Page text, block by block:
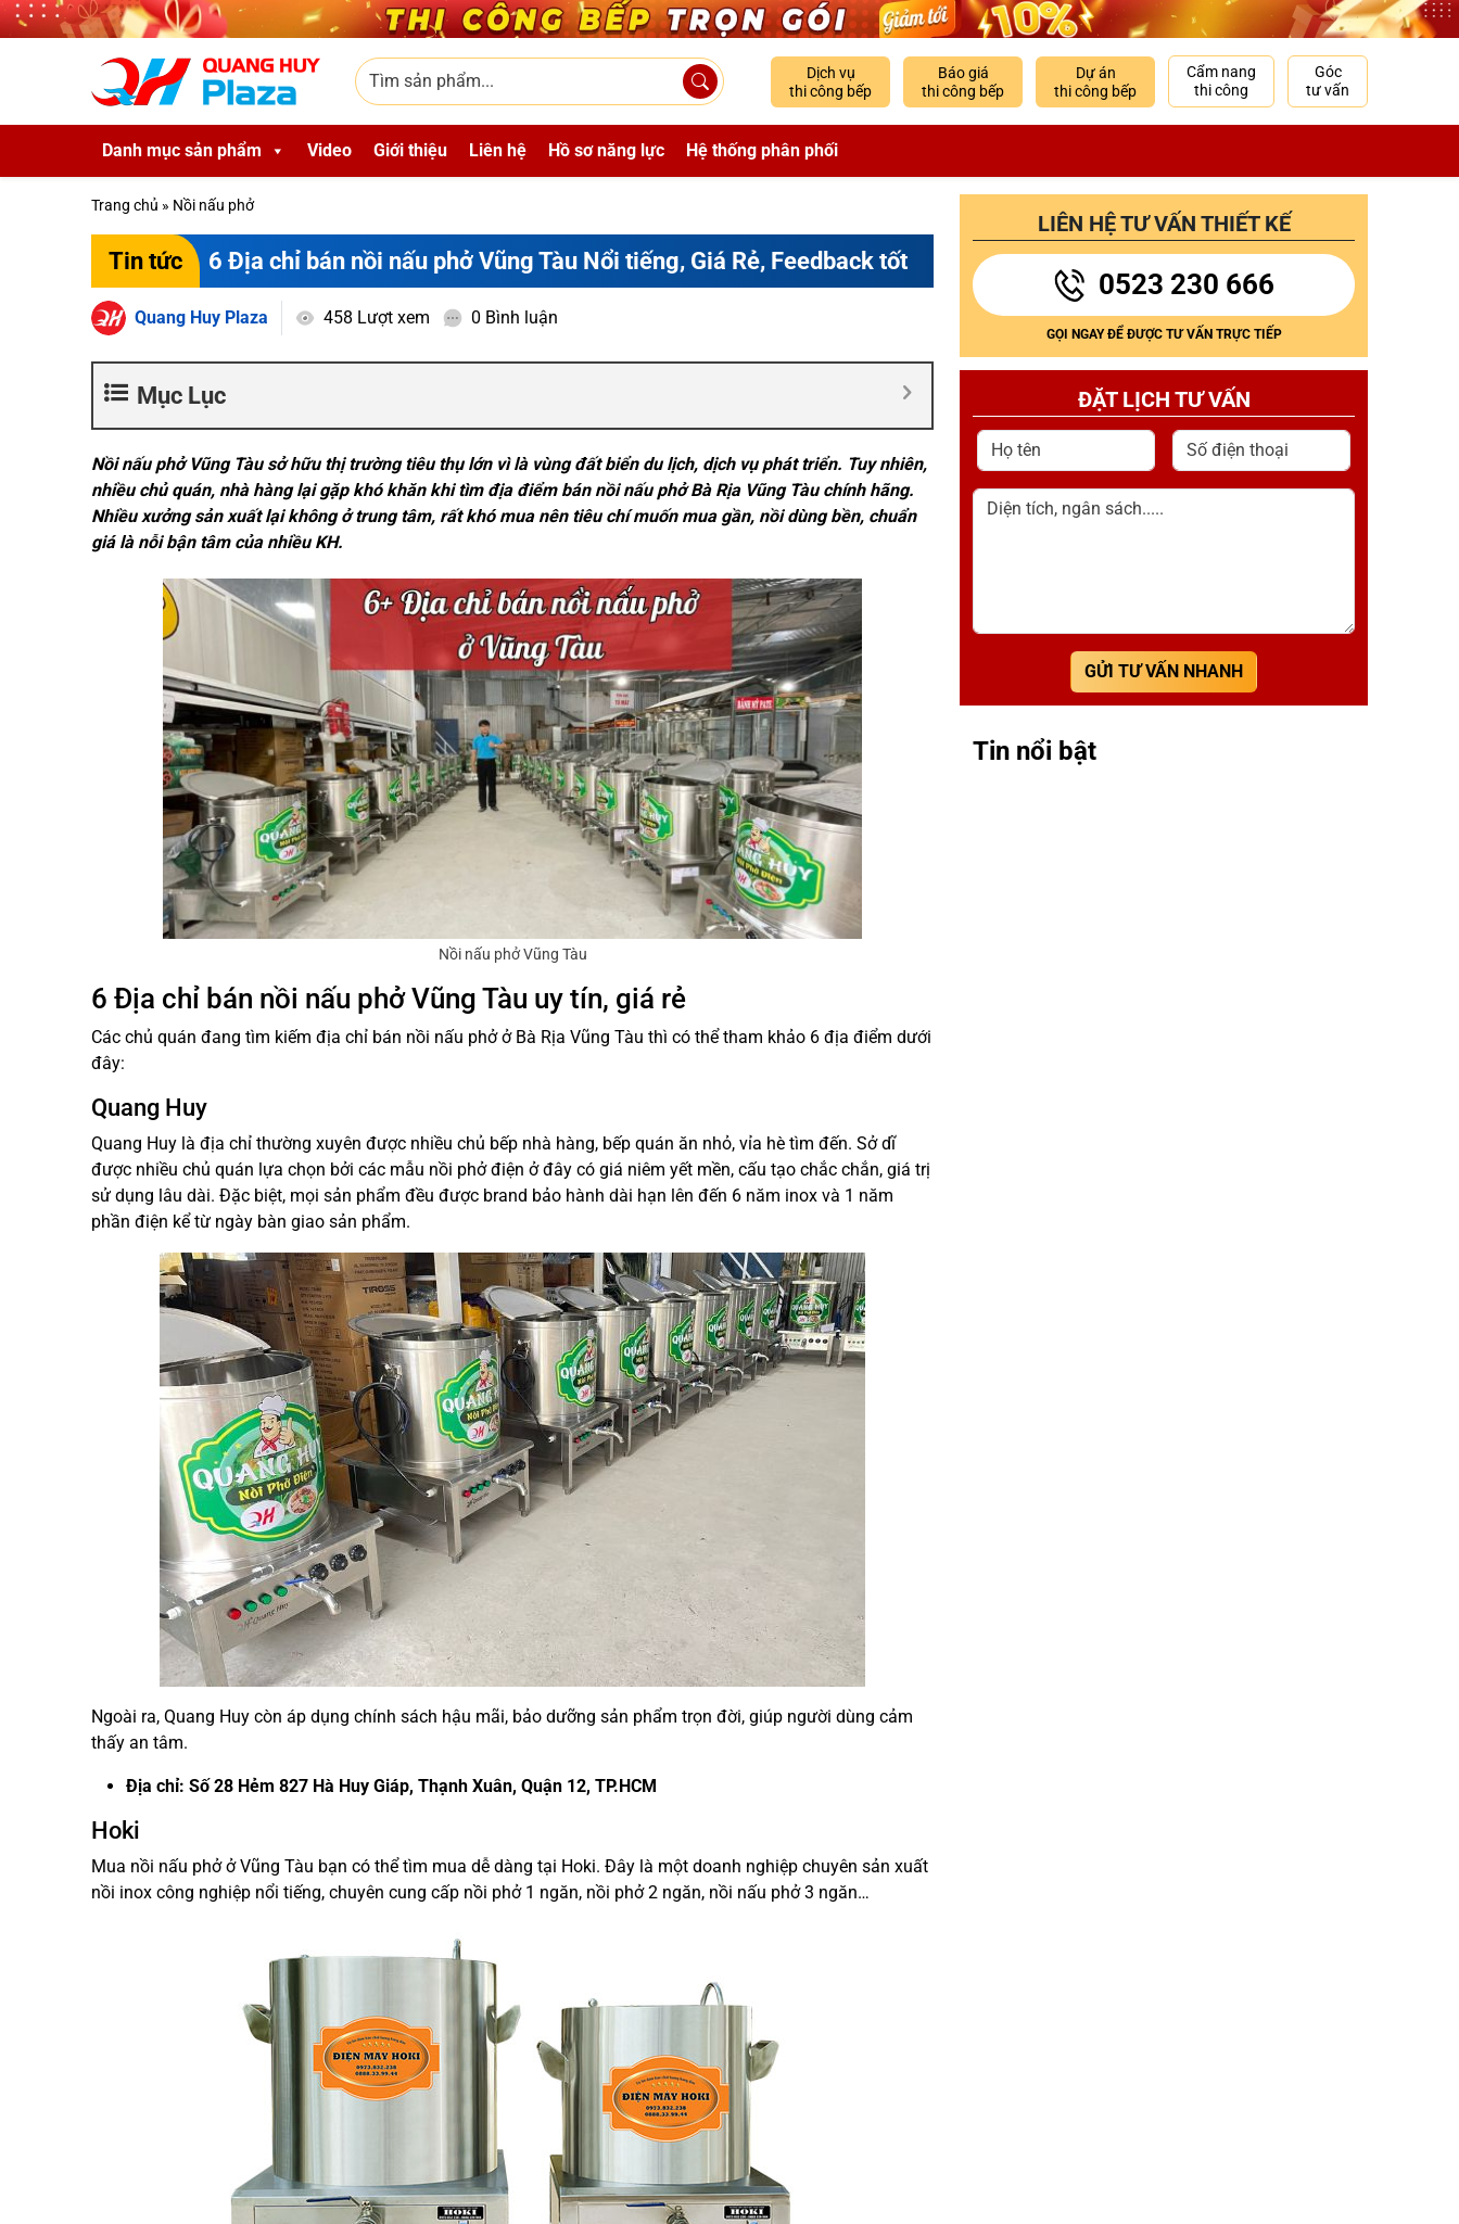
Skip to main content
Tìm sản phẩm
Dịch vụ
thi công bếp
Báo giá
thi công bếp
Dự án
thi công bếp
Cẩm nang
thi công
Góc
tư vấn
Danh mục sản phẩm Video Giới thiệu Liên hệ Hồ sơ năng lực Hệ thống phân phối
Trang chủ » Nồi nấu phở
Tin tức 6 Địa chỉ bán nồi nấu phở Vũng Tàu Nổi tiếng, Giá Rẻ, Feedback tốt
Quang Huy Plaza 458 Lượt xem 0 Bình luận
Mục Lục
Nồi nấu phở Vũng Tàu sở hữu thị trường tiêu thụ lớn vì là vùng đất biển du lịch, dịch vụ phát triển. Tuy nhiên,
nhiều chủ quán, nhà hàng lại gặp khó khăn khi tìm địa điểm bán nồi nấu phở Bà Rịa Vũng Tàu chính hãng.
Nhiều xưởng sản xuất lại không ở trung tâm, rất khó mua nên tiêu chí muốn mua gần, nồi dùng bền, chuẩn
giá là nỗi bận tâm của nhiều KH.
Nồi nấu phở Vũng Tàu
6 Địa chỉ bán nồi nấu phở Vũng Tàu uy tín, giá rẻ
Các chủ quán đang tìm kiếm địa chỉ bán nồi nấu phở ở Bà Rịa Vũng Tàu thì có thể tham khảo 6 địa điểm dưới
đây:
Quang Huy
Quang Huy là địa chỉ thường xuyên được nhiều chủ bếp nhà hàng, bếp quán ăn nhỏ, vỉa hè tìm đến. Sở dĩ
được nhiều chủ quán lựa chọn bởi các mẫu nồi phở điện ở đây có giá niêm yết mền, cấu tạo chắc chắn, giá trị
sử dụng lâu dài. Đặc biệt, mọi sản phẩm đều được brand bảo hành dài hạn lên đến 6 năm inox và 1 năm
phần điện kể từ ngày bàn giao sản phẩm.
Ngoài ra, Quang Huy còn áp dụng chính sách hậu mãi, bảo dưỡng sản phẩm trọn đời, giúp người dùng cảm
thấy an tâm.
Địa chỉ: Số 28 Hẻm 827 Hà Huy Giáp, Thạnh Xuân, Quận 12, TP.HCM
Hoki
Mua nồi nấu phở ở Vũng Tàu bạn có thể tìm mua dễ dàng tại Hoki. Đây là một doanh nghiệp chuyên sản xuất
nồi inox công nghiệp nổi tiếng, chuyên cung cấp nồi phở 1 ngăn, nồi phở 2 ngăn, nồi nấu phở 3 ngăn…
LIÊN HỆ TƯ VẤN THIẾT KẾ
0523 230 666
GỌI NGAY ĐỂ ĐƯỢC TƯ VẤN TRỰC TIẾP
ĐẶT LỊCH TƯ VẤN
Họ tên Số điện thoại
Diện tích, ngân sách.....
GỬI TƯ VẤN NHANH
Tin nổi bật